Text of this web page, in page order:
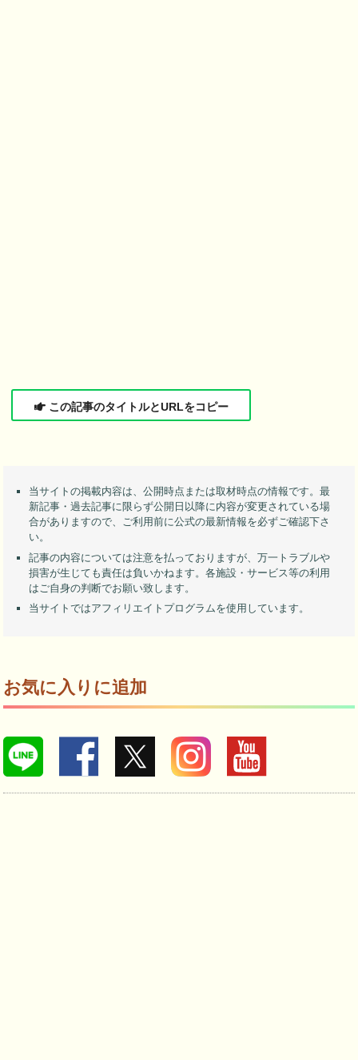
この記事のタイトルとURLをコピー
当サイトの掲載内容は、公開時点または取材時点の情報です。最
新記事・過去記事に限らず公開日以降に内容が変更されている場
合がありますので、ご利用前に公式の最新情報を必ずご確認下さ
い。
記事の内容については注意を払っておりますが、万一トラブルや
損害が生じても責任は負いかねます。各施設・サービス等の利用
はご自身の判断でお願い致します。
当サイトではアフィリエイトプログラムを使用しています。
お気に入りに追加